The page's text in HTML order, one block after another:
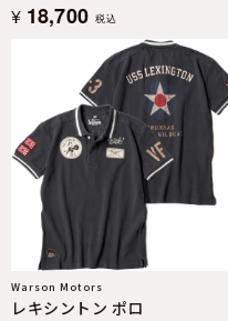
¥ 18,700 税込
Warson Motors
レキシントン ポロ